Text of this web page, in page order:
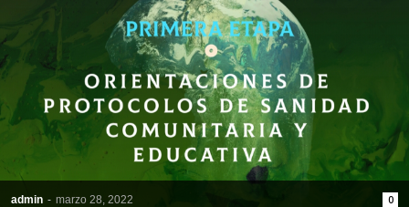
admin - marzo 28, 2022 0